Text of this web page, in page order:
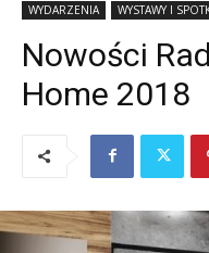
WYDARZENIA WYSTAWY I
Nowości
Home 2018